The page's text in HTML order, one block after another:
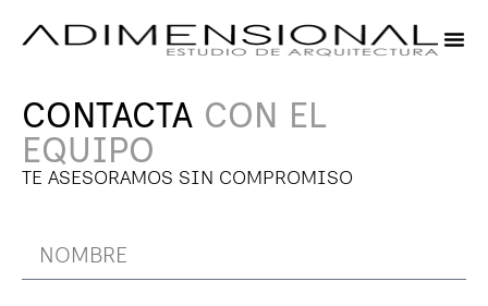
CONTACTA CON EL
EQUIPO
TE ASESORAMOS SIN COMPROMISO